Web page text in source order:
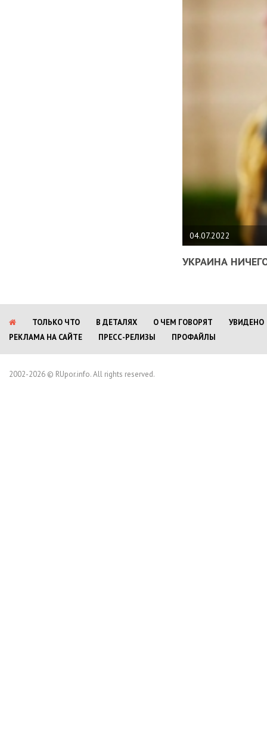
04.07.2022
УКРАИНА
ТОЛЬКО ЧТО В ДЕТАЛЯХ О ЧЕМ ГОВОРЯТ
УВИДЕНО
РЕКЛАМА НА САЙТЕ
ПРЕСС-РЕЛИЗЫ ПРОФАЙЛЫ
2002-2026 © RUpor.info. All rights reserved.